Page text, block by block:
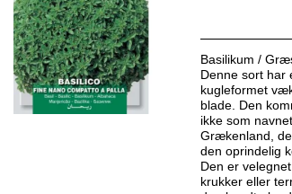
Basilikum /
Denne sort har
kugleformet
blade. Den
ikke som
Grækenland,
den oprindelig
Den er
krukker eller